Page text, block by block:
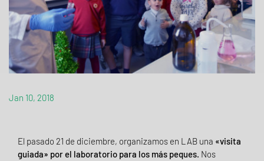
Jan 10, 2018
El pasado 21 de diciembre, organizamos en LAB una «visita
guiada» por el laboratorio para los más peques. Nos